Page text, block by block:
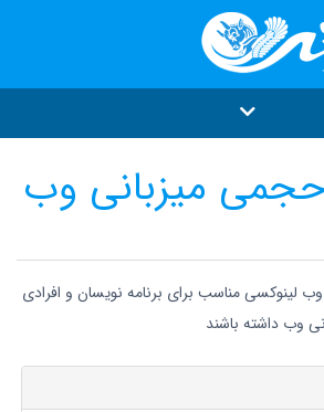
حجمی میزبانی وب
لینوکسی مناسب برای برنامه نویسان و افرادی
وب داشته باشند